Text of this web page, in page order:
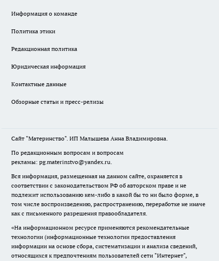
Информация о команде
Политика этики
Редакционная политика
Юридическая информация
Контактные данные
Обзорные статьи и пресс-релизы
Сайт "Материнство". ИП Малышева Анна Владимировна.
По редакционным вопросам и вопросам
рекламы: pg.materinstvo@yandex.ru.
Вся информация, размещенная на данном сайте, охраняется в
соответствии с законодательством РФ об авторском праве и не
подлежит использованию кем-либо в какой бы то ни было форме, в
том числе воспроизведению, распространению, переработке не иначе
как с письменного разрешения правообладателя.
«На информационном ресурсе применяются рекомендательные
технологии (информационные технологии предоставления
информации на основе сбора, систематизации и анализа сведений,
относящихся к предпочтениям пользователей сети "Интернет",